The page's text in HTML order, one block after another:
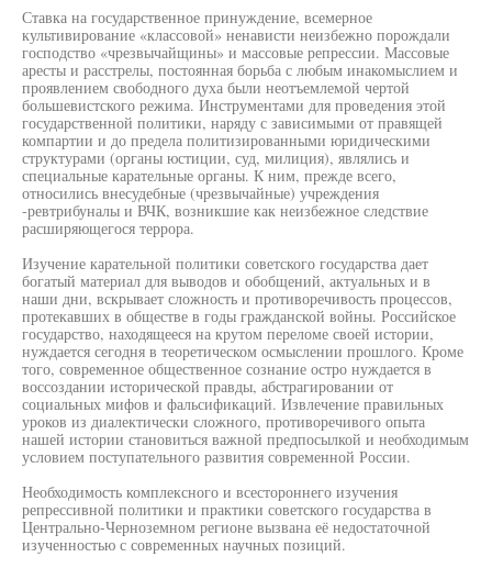
Ставка на государственное принуждение, всемерное
культивирование «классовой» ненависти неизбежно порождали
господство «чрезвычайщины» и массовые репрессии. Массовые
аресты и расстрелы, постоянная борьба с любым инакомыслием и
проявлением свободного духа были неотъемлемой чертой
большевистского режима. Инструментами для проведения этой
государственной политики, наряду с зависимыми от правящей
компартии и до предела политизированными юридическими
структурами (органы юстиции, суд, милиция), являлись и
специальные карательные органы. К ним, прежде всего,
относились внесудебные (чрезвычайные) учреждения
-ревтрибуналы и ВЧК, возникшие как неизбежное следствие
расширяющегося террора.
Изучение карательной политики советского государства дает
богатый материал для выводов и обобщений, актуальных и в
наши дни, вскрывает сложность и противоречивость процессов,
протекавших в обществе в годы гражданской войны. Российское
государство, находящееся на крутом переломе своей истории,
нуждается сегодня в теоретическом осмыслении прошлого. Кроме
того, современное общественное сознание остро нуждается в
воссоздании исторической правды, абстрагировании от
социальных мифов и фальсификаций. Извлечение правильных
уроков из диалектически сложного, противоречивого опыта
нашей истории становиться важной предпосылкой и необходимым
условием поступательного развития современной России.
Необходимость комплексного и всестороннего изучения
репрессивной политики и практики советского государства в
Центрально-Черноземном регионе вызвана её недостаточной
изученностью с современных научных позиций.